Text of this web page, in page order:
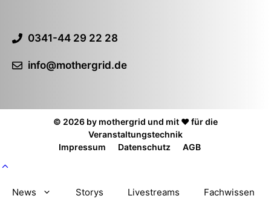
0341-44 29 22 28
info@mothergrid.de
© 2026 by mothergrid und mit ❤️ für die
Veranstaltungstechnik
Impressum
Datenschutz AGB
News Storys Livestreams Fachwissen